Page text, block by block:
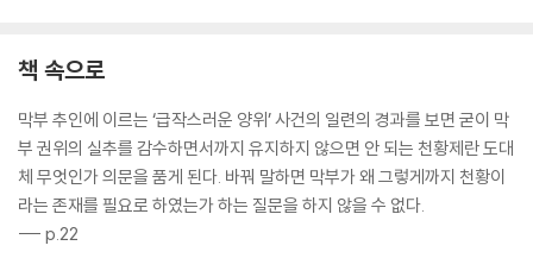
책 속으로
막부 추인에 이르는 ‘급작스러운 양위’ 사건의 일련의 경과를 보면 굳이 막
부 권위의 실추를 감수하면서까지 유지하지 않으면 안 되는 천황제란 도대
체 무엇인가 의문을 품게 된다. 바꿔 말하면 막부가 왜 그렇게까지 천황이
라는 존재를 필요로 하였는가 하는 질문을 하지 않을 수 없다.
--- p.22